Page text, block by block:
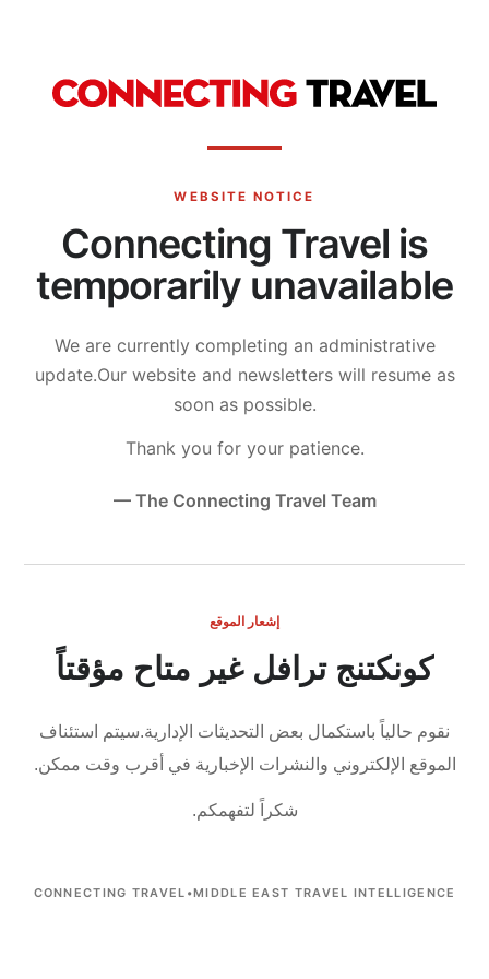
WEBSITE NOTICE
Connecting Travel is
temporarily unavailable
We are currently completing an administrative
update.Our website and newsletters will resume as
soon as possible.
Thank you for your patience.
— The Connecting Travel Team
إشعار الموقع
كونكتنج ترافل غير متاح مؤقتاً
نقوم حالياً باستكمال بعض التحديثات الإدارية.سيتم استئناف
الموقع الإلكتروني والنشرات الإخبارية في أقرب وقت ممكن.
شكراً لتفهمكم.
CONNECTING TRAVEL •MIDDLE EAST TRAVEL INTELLIGENCE